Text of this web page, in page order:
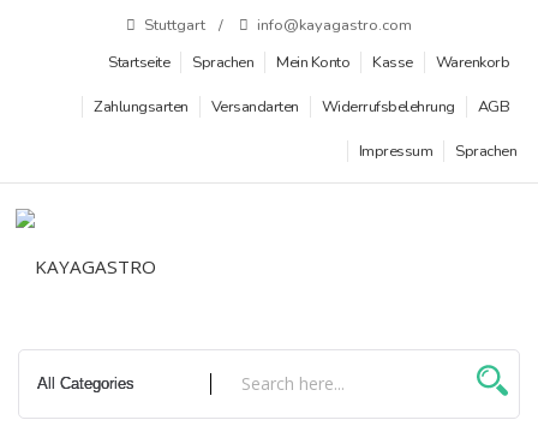
Stuttgart
info@kayagastro.com
Startseite
Sprachen Mein Konto Kasse Warenkorb
Zahlungsarten Versandarten Widerrufsbelehrung AGB
Impressum Sprachen